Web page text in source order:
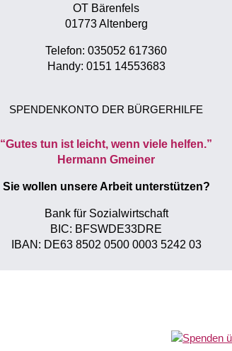
OT Bärenfels
01773 Altenberg
Telefon: 035052 617360
Handy: 0151 14553683
SPENDENKONTO DER BÜRGERHILFE
“Gutes tun ist leicht, wenn viele helfen.”
Hermann Gmeiner
Sie wollen unsere Arbeit unterstützen?
Bank für Sozialwirtschaft
BIC: BFSWDE33DRE
IBAN: DE63 8502 0500 0003 5242 03